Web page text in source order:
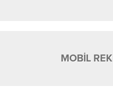
MOBİL